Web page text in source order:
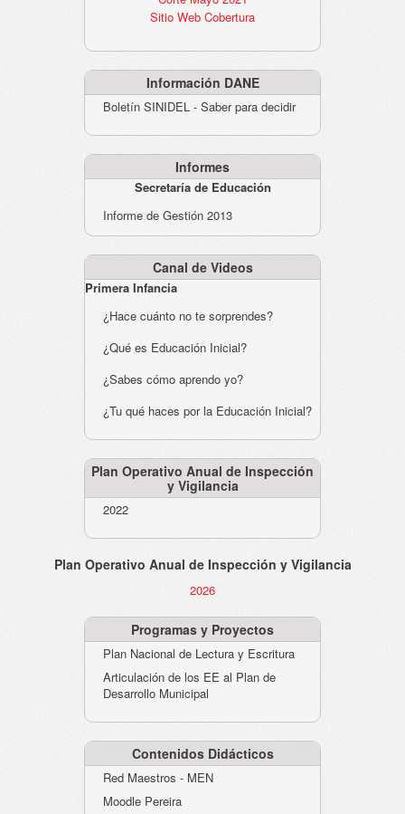
Sitio Web Cobertura
Información DANE
Boletín SINIDEL - Saber para decidir
Informes
Secretaría de Educación
Informe de Gestión 2013
Canal de Videos
Primera Infancia
¿Hace cuánto no te sorprendes?
¿Qué es Educación Inicial?
¿Sabes cómo aprendo yo?
¿Tu qué haces por la Educación Inicial?
Plan Operativo Anual de Inspección
y Vigilancia
2022
Plan Operativo Anual de Inspección y Vigilancia
2026
Programas y Proyectos
Plan Nacional de Lectura y Escritura
Articulación de los EE al Plan de
Desarrollo Municipal
Contenidos Didácticos
Red Maestros - MEN
Moodle Pereira